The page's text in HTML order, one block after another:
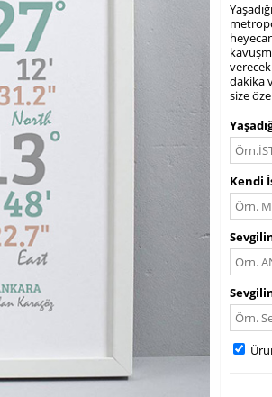
verecek
dakika
size
Kendi